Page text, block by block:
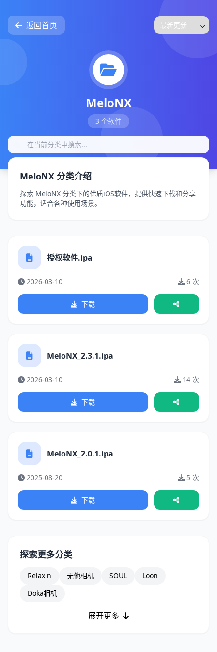
返回首页
MeloNX
3 个软件
MeloNX 分类介绍
探索 MeloNX 分类下的优质iOS软件，提供快速下载和分享
功能，适合各种使用场景。
授权软件.ipa
2026-03-10 6 次
下载
MeloNX_2.3.1.ipa
2026-03-10 14 次
下载
MeloNX_2.0.1.ipa
2025-08-20 5 次
下载
探索更多分类
Relaxin 无他相机 SOUL
Loon
Doka相机
展开更多